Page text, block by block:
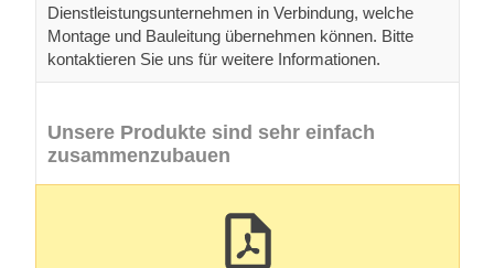
Dienstleistungsunternehmen in Verbindung, welche
Montage und Bauleitung übernehmen können. Bitte
kontaktieren Sie uns für weitere Informationen.
Unsere Produkte sind sehr einfach
zusammenzubauen